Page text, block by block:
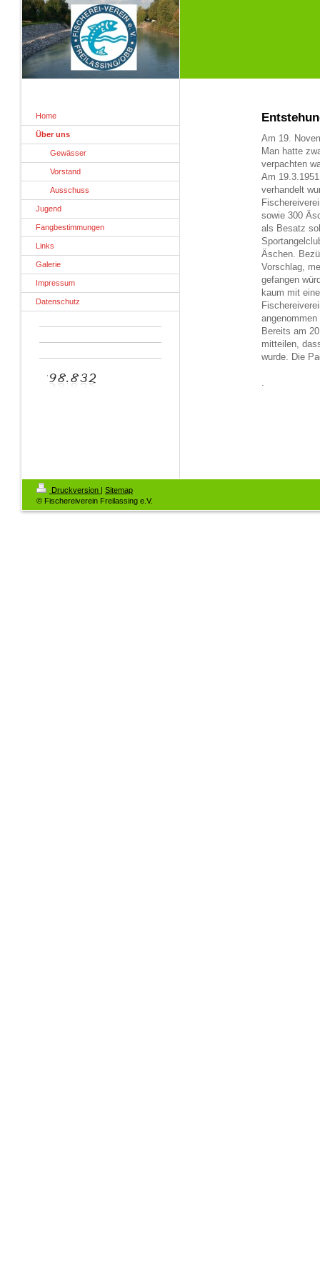
Am 19.
Man hatte
verpachten
Am
verhandelt
sowie 300
als Besatz
Äschen.
Vorschlag,
gefangen
kaum mit
Bereits am
mitteilen,
wurde. Die
.
Home
Über uns
Gewässer
Vorstand
Ausschuss
Jugend
Fangbestimmungen
Links
Galerie
Impressum
Datenschutz
Druckversion | Sitemap
© Fischereiverein Freilassing e.V.